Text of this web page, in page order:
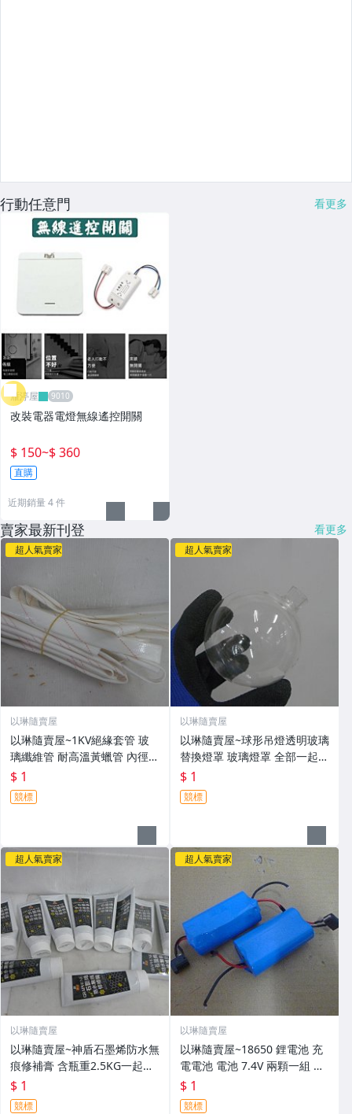
行動任意門 看更多
雁渟屋
改裝電器電燈無線遙控開關
$ 150~$ 360
直購
近期銷量 4 件
賣家最新刊登 看更多
超人氣賣家
以琳隨賣屋
以琳隨賣屋~1KV絕緣套管 玻
璃纖維管 耐高溫黃蠟管 內徑8/
10/12/14/16mm 各1米 5條一
起賣『一元起標』--A3(40086)
$ 1
競標
超人氣賣家
以琳隨賣屋
以琳隨賣屋~球形吊燈透明玻璃
替換燈罩 玻璃燈罩 全部一起賣
『一元起標』--Q(40068)
$ 1
競標
超人氣賣家
以琳隨賣屋
以琳隨賣屋~神盾石墨烯防水無
痕修補膏 含瓶重2.5KG一起賣
『一元起標』--L(x1606)
$ 1
競標
超人氣賣家
以琳隨賣屋
以琳隨賣屋~18650 鋰電池 充
電電池 電池 7.4V 兩顆一組 兩
組一起賣 功能正常『一元起
標』p2(x1707)4
$ 1
競標